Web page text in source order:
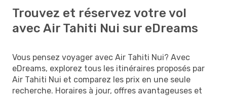
Trouvez et réservez votre vol
avec Air Tahiti Nui sur eDreams
Vous pensez voyager avec Air Tahiti Nui? Avec
eDreams, explorez tous les itinéraires proposés par
Air Tahiti Nui et comparez les prix en une seule
recherche. Horaires à jour, offres avantageuses et